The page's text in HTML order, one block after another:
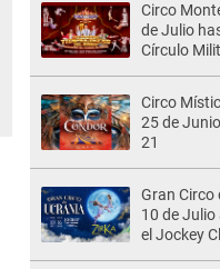
Circo
de Julio
Círculo
Circo
25 de
21
Gran Circo
10 de Julio
el Jockey